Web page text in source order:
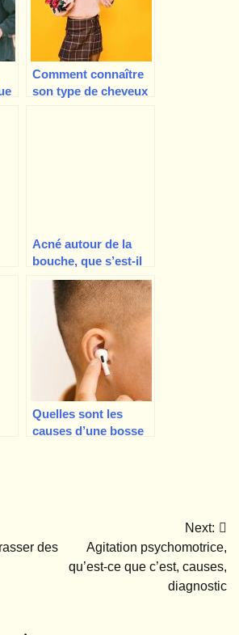
Comment connaître
son type de cheveux
Acné autour de la
bouche, que s’est-il
passé et que faire ?
Quelles sont les
causes d’une bosse
des
Next:
Agitation psychomotrice,
qu’est-ce que c’est, causes,
diagnostic